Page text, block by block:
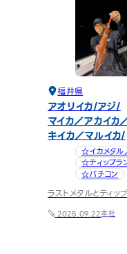
福井県
アオリイカ アジ
マイカ／アカイカ
キイカ／マルイカ
☆イカメタル
☆ティップラ
☆バチコン
ラストメタルとティッ
2025.09.22本社